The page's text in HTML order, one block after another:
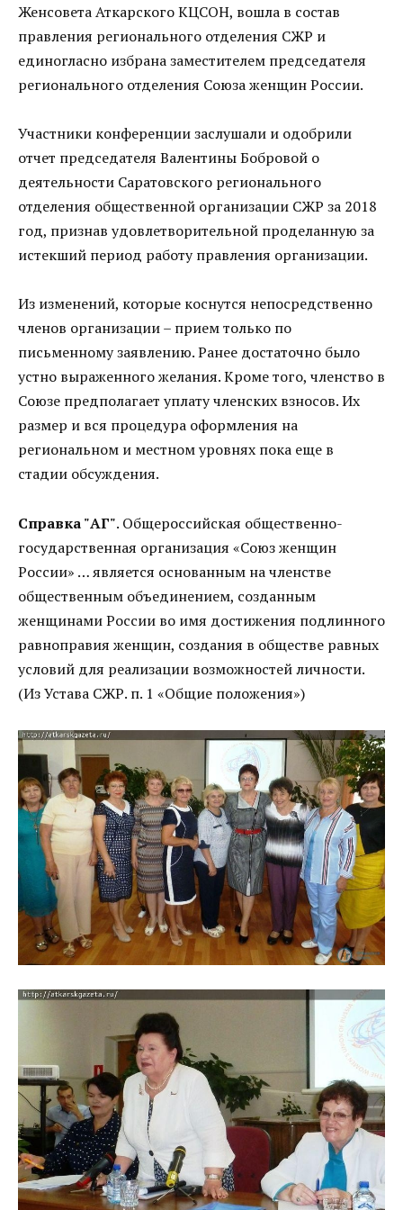
Женсовета Аткарского КЦСОН, вошла в состав
правления регионального отделения СЖР и
единогласно избрана заместителем председателя
регионального отделения Союза женщин России.
Участники конференции заслушали и одобрили
отчет председателя Валентины Бобровой о
деятельности Саратовского регионального
отделения общественной организации СЖР за 2018
год, признав удовлетворительной проделанную за
истекший период работу правления организации.
Из изменений, которые коснутся непосредственно
членов организации – прием только по
письменному заявлению. Ранее достаточно было
устно выраженного желания. Кроме того, членство в
Союзе предполагает уплату членских взносов. Их
размер и вся процедура оформления на
региональном и местном уровнях пока еще в
стадии обсуждения.
Справка "АГ". Общероссийская общественно-
государственная организация «Союз женщин
России» … является основанным на членстве
общественным объединением, созданным
женщинами России во имя достижения подлинного
равноправия женщин, создания в обществе равных
условий для реализации возможностей личности.
(Из Устава СЖР. п. 1 «Общие положения»)